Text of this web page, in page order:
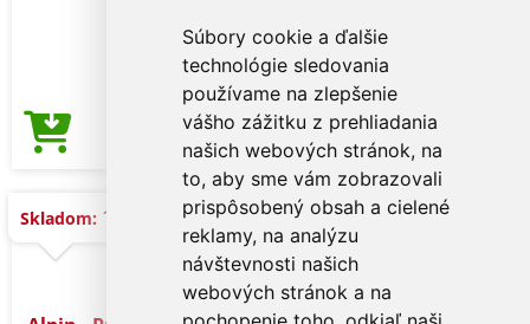
Súbory cookie a ďalšie
technológie sledovania
používame na zlepšenie
vášho zážitku z prehliadania
našich webových stránok, na
to, aby sme vám zobrazovali
prispôsobený obsah a cielené
reklamy, na analýzu
návštevnosti našich
webových stránok a na
Cena od1,13 €
Skladom: 18.000 ks